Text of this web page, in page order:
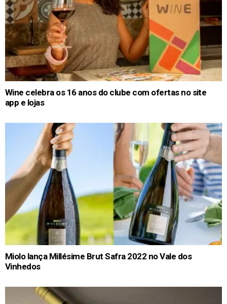
Wine celebra os 16 anos do clube com ofertas no site
app e lojas
Miolo lança Millésime Brut Safra 2022 no Vale dos
Vinhedos